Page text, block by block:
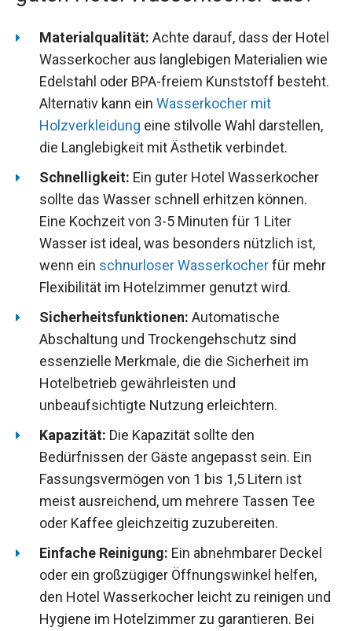
Materialqualität: Achte darauf, dass der Hotel
Wasserkocher aus langlebigen Materialien wie
Edelstahl oder BPA-freiem Kunststoff besteht.
Alternativ kann ein Wasserkocher mit
Holzverkleidung eine stilvolle Wahl darstellen,
die Langlebigkeit mit Ästhetik verbindet.
Schnelligkeit: Ein guter Hotel Wasserkocher
sollte das Wasser schnell erhitzen können.
Eine Kochzeit von 3-5 Minuten für 1 Liter
Wasser ist ideal, was besonders nützlich ist,
wenn ein schnurloser Wasserkocherfür mehr
Flexibilität im Hotelzimmer genutzt wird.
Sicherheitsfunktionen: Automatische
Abschaltung und Trockengehschutz sind
essenzielle Merkmale, die die Sicherheit im
Hotelbetrieb gewährleisten und
unbeaufsichtigte Nutzung erleichtern.
Kapazität: Die Kapazität sollte den
Bedürfnissen der Gäste angepasst sein. Ein
Fassungsvermögen von 1 bis 1,5 Litern ist
meist ausreichend, um mehrere Tassen Tee
oder Kaffee gleichzeitig zuzubereiten.
Einfache Reinigung: Ein abnehmbarer Deckel
oder ein großzügiger Öffnungswinkel helfen,
den Hotel Wasserkocher leicht zu reinigen und
Hygiene im Hotelzimmer zu garantieren. Bei